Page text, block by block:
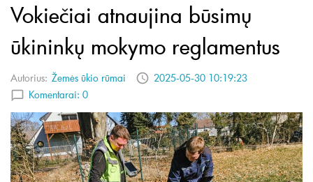
Vokiečiai atnaujina būsimų
ūkininkų mokymo reglamentus
Autorius: Žemės ūkio rūmai
2025-05-30 10:19:23
Komentarai: 0